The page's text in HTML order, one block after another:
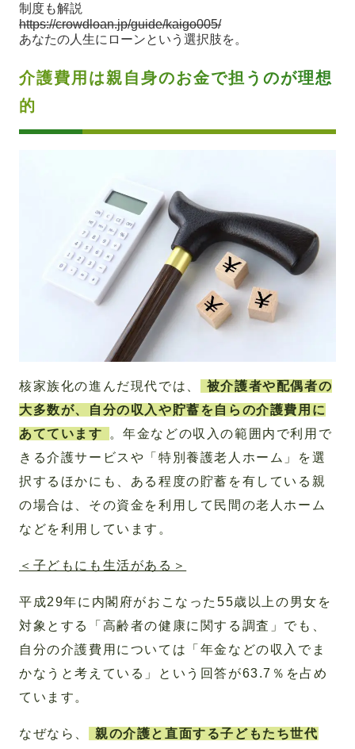
制度も解説
https://crowdloan.jp/guide/kaigo005/
あなたの人生にローンという選択肢を。
介護費用は親自身のお金で担うのが理想
的
核家族化の進んだ現代では、
被介護者や配偶者の
大多数が、自分の収入や貯蓄を自らの介護費用に
あてています
。年金などの収入の範囲内で利用で
きる介護サービスや「特別養護老人ホーム」を選
択するほかにも、ある程度の貯蓄を有している親
の場合は、その資金を利用して民間の老人ホーム
などを利用しています。
＜子どもにも生活がある＞
平成29年に内閣府がおこなった55歳以上の男女を
対象とする「高齢者の健康に関する調査」でも、
自分の介護費用については「年金などの収入でま
かなうと考えている」という回答が63.7％を占め
ています。
なぜなら、
親の介護と直面する子どもたち世代